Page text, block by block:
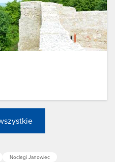
Noclegi Janowiec